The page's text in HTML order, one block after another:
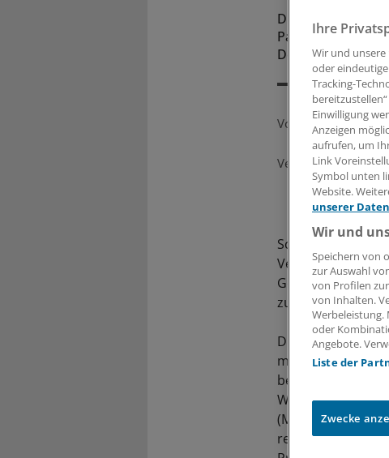
Die AOK arbeitet
Partnern
Deutschland.
Von Taina Ebert-Rall
Veröffentlicht:
Schneller
Versorgung von
zu verbessern.
Die AOK Nordost
mit
beispielsweise
(MMG)
regelmäßige
Ihre
Wir und unsere
oder
Tracking-
Einwilligung
Anzeigen
aufrufen, um
Link
Symbol unten
Website.
unserer
Wir und
Speichern von
zur Auswahl
von Profilen
von Inhalten.
Werbeleistung.
oder
Angebote.
Liste der
Zwecke